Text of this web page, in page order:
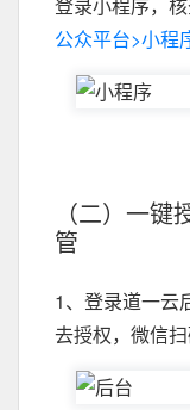
公众平台>小程
（二）一
管
1、登录道一云
去授权，微信